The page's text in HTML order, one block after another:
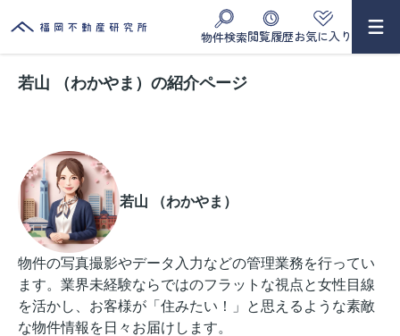
物件検索閲覧履歴お気に入り
若山 （わかやま）の紹介ページ
若山 （わかやま）
物件の写真撮影やデータ入力などの管理業務を行ってい
ます。業界未経験ならではのフラットな視点と女性目線
を活かし、お客様が「住みたい！」と思えるような素敵
な物件情報を日々お届けします。